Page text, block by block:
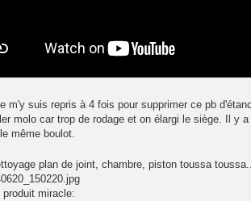
m'y suis repris à 4 fois pour supprimer ce pb
molo car trop de rodage et on élargi le siège. Il y
même boulot.
plan de joint, chambre, piston toussa
produit miracle: